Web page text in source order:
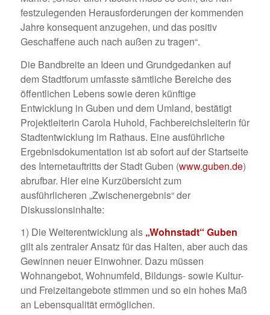
festzulegenden Herausforderungen der kommenden
Jahre konsequent anzugehen, und das positiv
Geschaffene auch nach außen zu tragen“.
Die Bandbreite an Ideen und Grundgedanken auf
dem Stadtforum umfasste sämtliche Bereiche des
öffentlichen Lebens sowie deren künftige
Entwicklung in Guben und dem Umland, bestätigt
Projektleiterin Carola Huhold, Fachbereichsleiterin für
Stadtentwicklung im Rathaus. Eine ausführliche
Ergebnisdokumentation ist ab sofort auf der Startseite
des Internetauftritts der Stadt Guben (www.guben.de)
abrufbar. Hier eine Kurzübersicht zum
ausführlicheren „Zwischenergebnis“ der
Diskussionsinhalte:
1) Die Weiterentwicklung als „Wohnstadt“ Guben
gilt als zentraler Ansatz für das Halten, aber auch das
Gewinnen neuer Einwohner. Dazu müssen
Wohnangebot, Wohnumfeld, Bildungs- sowie Kultur-
und Freizeitangebote stimmen und so ein hohes Maß
an Lebensqualität ermöglichen.